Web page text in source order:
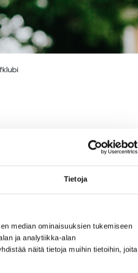
Tietoja
median ominaisuuksien tukemiseen
ja analytiikka-alan
näitä tietoja muihin tietoihin, joita